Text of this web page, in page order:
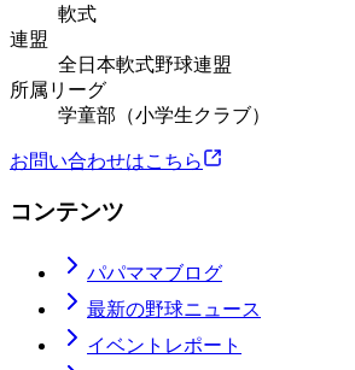
軟式
連盟
全日本軟式野球連盟
所属リーグ
学童部（小学生クラブ）
お問い合わせはこちら
コンテンツ
パパママブログ
最新の野球ニュース
イベントレポート